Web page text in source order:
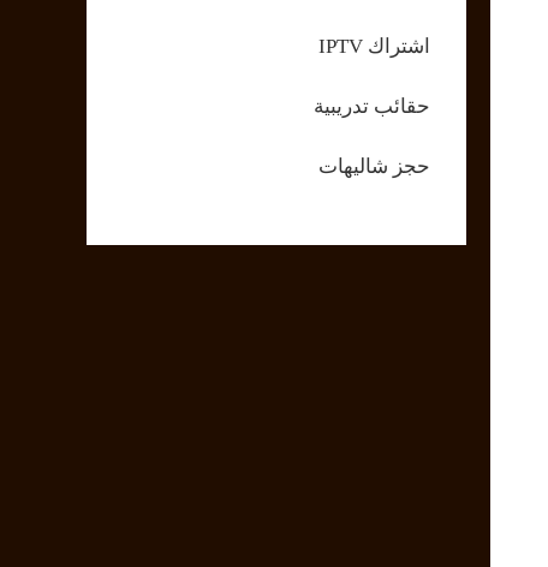
اشتراك IPTV
حقائب تدريبية
حجز شاليهات